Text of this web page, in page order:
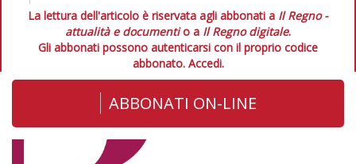
La lettura dell'articolo è riservata agli abbonati a Il Regno -
attualità e documentio a Il Regno digitale.
Gli abbonati possono autenticarsi con il proprio codice
abbonato. Accedi.
ABBONATI ON-LINE